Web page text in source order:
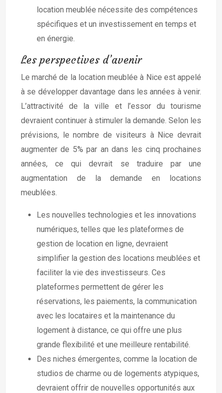
location meublée nécessite des compétences
spécifiques et un investissement en temps et
en énergie.
Les perspectives d’avenir
Le marché de la location meublée à Nice est appelé
à se développer davantage dans les années à venir.
L’attractivité de la ville et l’essor du tourisme
devraient continuer à stimuler la demande. Selon les
prévisions, le nombre de visiteurs à Nice devrait
augmenter de 5% par an dans les cinq prochaines
années, ce qui devrait se traduire par une
augmentation de la demande en locations
meublées.
Les nouvelles technologies et les innovations
numériques, telles que les plateformes de
gestion de location en ligne, devraient
simplifier la gestion des locations meublées et
faciliter la vie des investisseurs. Ces
plateformes permettent de gérer les
réservations, les paiements, la communication
avec les locataires et la maintenance du
logement à distance, ce qui offre une plus
grande flexibilité et une meilleure rentabilité.
Des niches émergentes, comme la location de
studios de charme ou de logements atypiques,
devraient offrir de nouvelles opportunités aux